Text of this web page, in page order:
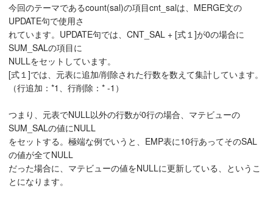
今回のテーマであるcount(sal)の項目cnt_salは、MERGE文の
UPDATE句で使用さ
れています。UPDATE句では、CNT_SAL + [式１]が0の場合に
SUM_SALの項目に
NULLをセットしています。
[式１]では、元表に追加/削除された行数を数えて集計しています。
（行追加：*1、行削除：* -1）
つまり、元表でNULL以外の行数が0行の場合、マテビューの
SUM_SALの値にNULL
をセットする。極端な例でいうと、EMP表に10行あってそのSAL
の値が全てNULL
だった場合に、マテビューの値をNULLに更新している、というこ
とになります。